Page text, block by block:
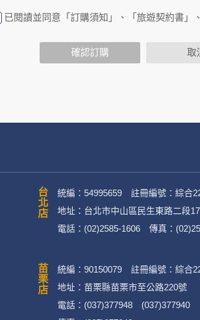
商連結，這些置放連結的廠商也可能蒐集您
下網站上的聊天室或討論區中任意公開個人
、行銷、客戶管理、會員管理及其他與第三人
英文姓名、地址、聯絡電話、電子郵件信箱、
融機構帳戶之號碼與姓名、信用卡號碼、持
不限於身分證統一編號、護照號碼、護照姓名
已閱讀並同意「訂購須知」、「旅遊契約書」
確認訂購 取
台北店
統編：54995659 註冊編號：綜合
地址：台北市中山區民生東路二段
電話：(02)2585-1606 傳真：
苗栗店
統編：90150079 註冊編號：綜合
地址：苗栗縣苗栗市至公路220號
電話：(037)377948 (037)377940